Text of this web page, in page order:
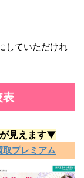
していただけれ
表
見えます▼
取プレミアム